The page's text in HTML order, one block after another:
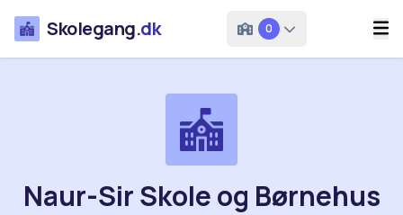
Skolegang.dk 0
Naur-Sir Skole og Børnehus